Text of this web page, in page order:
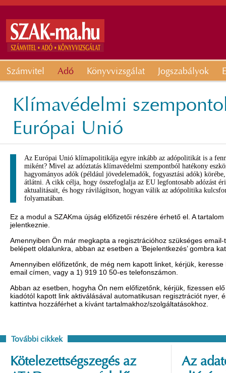
Számvitel Adó Könyvvizsgálat Jogszabályok
Klímavédelmi
Európai Unió
Az Európai Unió klímapolitikája egyre inkább az adópolitikát is a
miként? Mivel az adóztatás klímavédelmi szempontból hatékony
hagyományos adók (például jövedelemadók, fogyasztási adók)
átlátni. A cikk célja, hogy összefoglalja az EU legfontosabb adózást
aktualitásait, és hogy rávilágítson, hogyan válik az adópolitika
folyamatában.
Ez a modul a SZAKma újság előfizetői részére érhető el. A
jelentkeznie.
Amennyiben Ön már megkapta a regisztrációhoz szükséges
belépett oldalunkra, abban az esetben a ’Bejelentkezés’ gombra
Amennyiben előfizetőnk, de még nem kapott linket, kérjük,
email címen, vagy a 1) 919 10 50-es telefonszámon.
Abban az esetben, hogyha Ön nem előfizetőnk, kérjük, fizessen
kiadótól kapott link aktiválásával automatikusan regisztrációt nyer,
kattintva hozzáférhet a kívánt tartalmakhoz/szolgáltatásokhoz.
További cikkek
Kötelezettségszegés az
Az